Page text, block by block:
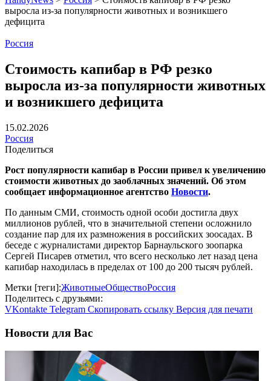
выросла из-за популярности животных и возникшего
дефицита
Россия
Стоимость капибар в РФ резко
выросла из-за популярности животных
и возникшего дефицита
15.02.2026
Россия
Поделиться
Рост популярности капибар в России привел к увеличению
стоимости животных до заоблачных значений. Об этом
сообщает информационное агентство Новости.
По данным СМИ, стоимость одной особи достигла двух
миллионов рублей, что в значительной степени осложнило
создание пар для их размножения в российских зоосадах. В
беседе с журналистами директор Барнаульского зоопарка
Сергей Писарев отметил, что всего несколько лет назад цена
капибар находилась в пределах от 100 до 200 тысяч рублей.
Метки [теги]:ЖивотныеОбществоРоссия
Поделитесь с друзьями:
VKontakte Telegram Скопировать ссылку Версия для печати
Новости для Вас